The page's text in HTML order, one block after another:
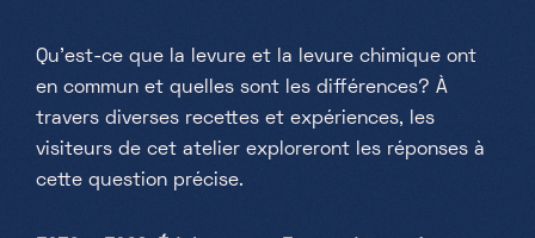
Qu'est-ce que la levure et la levure chimique ont
en commun et quelles sont les différences? À
travers diverses recettes et expériences, les
visiteurs de cet atelier exploreront les réponses à
cette question précise.